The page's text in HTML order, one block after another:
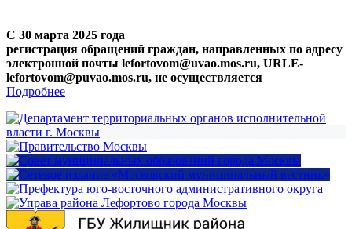
С 30 марта 2025 года
регистрация обращений граждан, направленных по адресу
электронной почты lefortovom@uvao.mos.ru, URLE-
lefortovom@puvao.mos.ru, не осуществляется
Подробнее